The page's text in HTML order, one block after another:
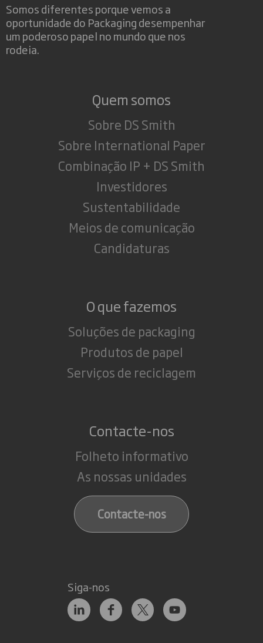
Somos diferentes porque vemos a
oportunidade do Packaging desempenhar
um poderoso papel no mundo que nos
rodeia.
Quem somos
Sobre DS Smith
Sobre International Paper
Combinação IP + DS Smith
Investidores
Sustentabilidade
Meios de comunicação
Candidaturas
O que fazemos
Soluções de packaging
Produtos de papel
Serviços de reciclagem
Contacte-nos
Folheto informativo
As nossas unidades
Contacte-nos
Siga-nos